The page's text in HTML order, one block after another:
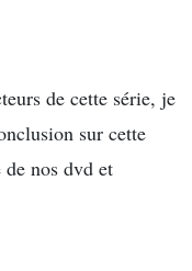
de cette série, je
sur cette
nos dvd et